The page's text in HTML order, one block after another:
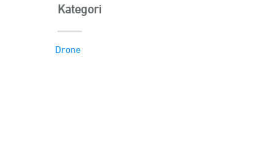
Kategori
Drone